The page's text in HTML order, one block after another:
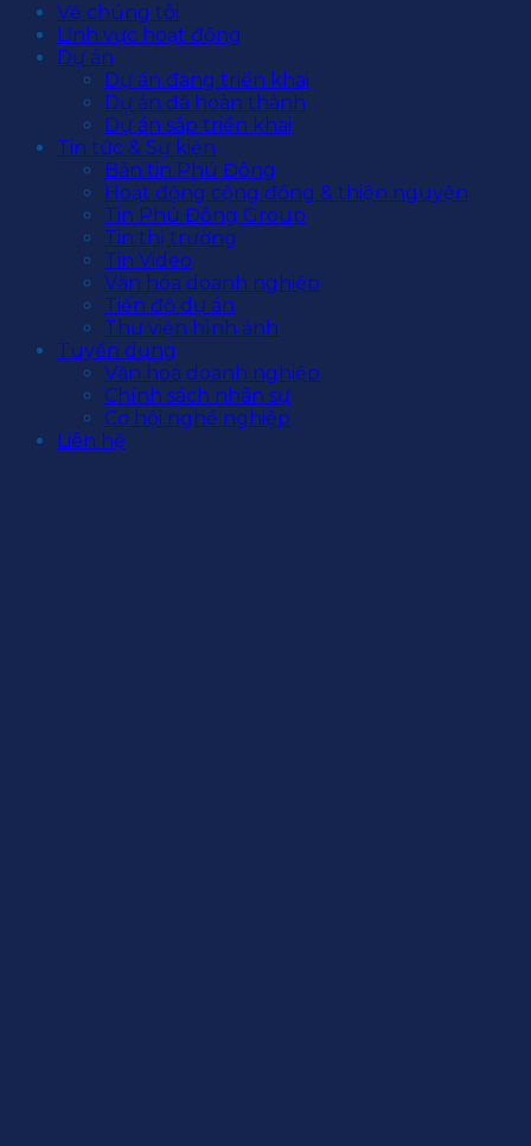
Về chúng tôi
Lĩnh vực hoạt động
Dự án
Dự án đang triển khai
Dự án đã hoàn thành
Dự án sắp triển khai
Tin tức & Sự kiện
Bản tin Phú Đông
Hoạt động cộng đồng & thiện nguyện
Tin Phú Đông Group
Tin thị trường
Tin Video
Văn hóa doanh nghiệp
Tiến độ dự án
Thư viện hình ảnh
Tuyển dụng
Văn hoá doanh nghiệp
Chính sách nhân sự
Cơ hội nghề nghiệp
Liên hệ